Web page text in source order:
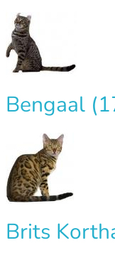
Bengaal
Brits